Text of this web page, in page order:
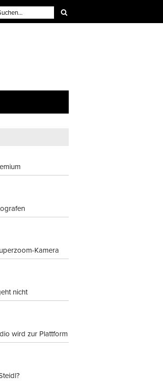
Kamera
nicht
wird zur Plattform